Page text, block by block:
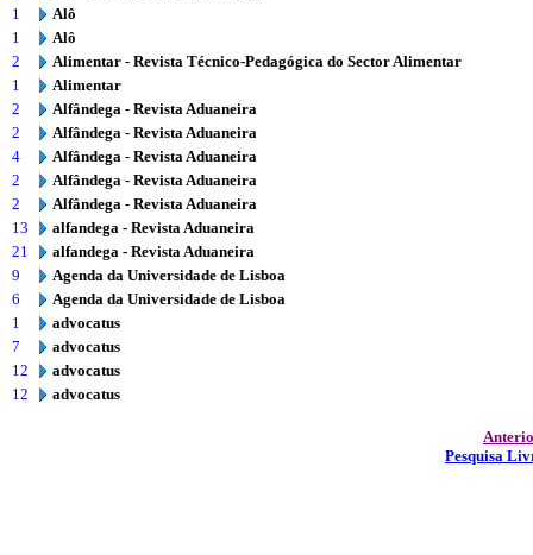
1
Alô
1
Alô
2
Alimentar - Revista Técnico-Pedagógica do Sector Alimentar
1
Alimentar
2
Alfândega - Revista Aduaneira
2
Alfândega - Revista Aduaneira
4
Alfândega - Revista Aduaneira
2
Alfândega - Revista Aduaneira
2
Alfândega - Revista Aduaneira
13
alfandega - Revista Aduaneira
21
alfandega - Revista Aduaneira
9
Agenda da Universidade de Lisboa
6
Agenda da Universidade de Lisboa
1
advocatus
7
advocatus
12
advocatus
12
advocatus
Pesquisa